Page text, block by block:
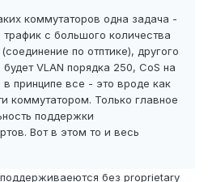
коммутаторов одна задача -
трафик с большого количества
по отптике), другого
VLAN порядка 250, CoS на
принципе все - это вроде как
коммутатором. Только главное
поддержки
Вот в этом то и весь
без proprietary